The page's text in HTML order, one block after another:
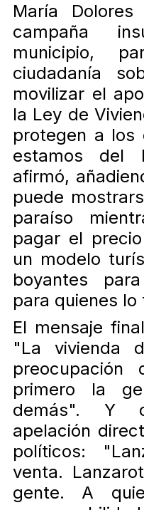
María
campaña
municipio,
ciudadanía
movilizar el
la Ley de
protegen a los
estamos del
afirmó,
puede
paraíso
pagar el
un modelo
boyantes
para quienes lo
El mensaje
"La vivienda
preocupación
primero la
demás". Y
apelación
políticos:
venta.
gente. A